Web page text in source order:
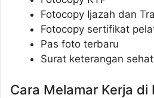
Fotocopy Ijazah dan
Fotocopy sertifikat
Pas foto terbaru
Surat keterangan
Cara Melamar Kerja di